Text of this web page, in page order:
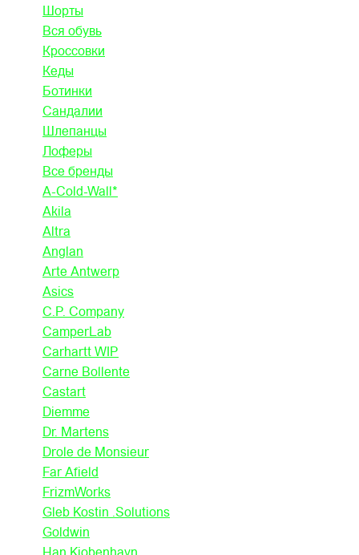
Шорты
Вся обувь
Кроссовки
Кеды
Ботинки
Сандалии
Шлепанцы
Лоферы
Все бренды
A-Cold-Wall*
Akila
Altra
Anglan
Arte Antwerp
Asics
C.P. Company
CamperLab
Carhartt WIP
Carne Bollente
Castart
Diemme
Dr. Martens
Drole de Monsieur
Far Afield
FrizmWorks
Gleb Kostin .Solutions
Goldwin